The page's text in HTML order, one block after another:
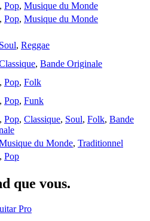
, Pop, Musique du Monde
, Pop, Musique du Monde
Soul, Reggae
, Bande Originale
, Pop, Folk
, Pop, Funk
, Pop, Classique, Soul, Folk, Bande
du Monde, Traditionnel
, Pop
que vous.
Pro